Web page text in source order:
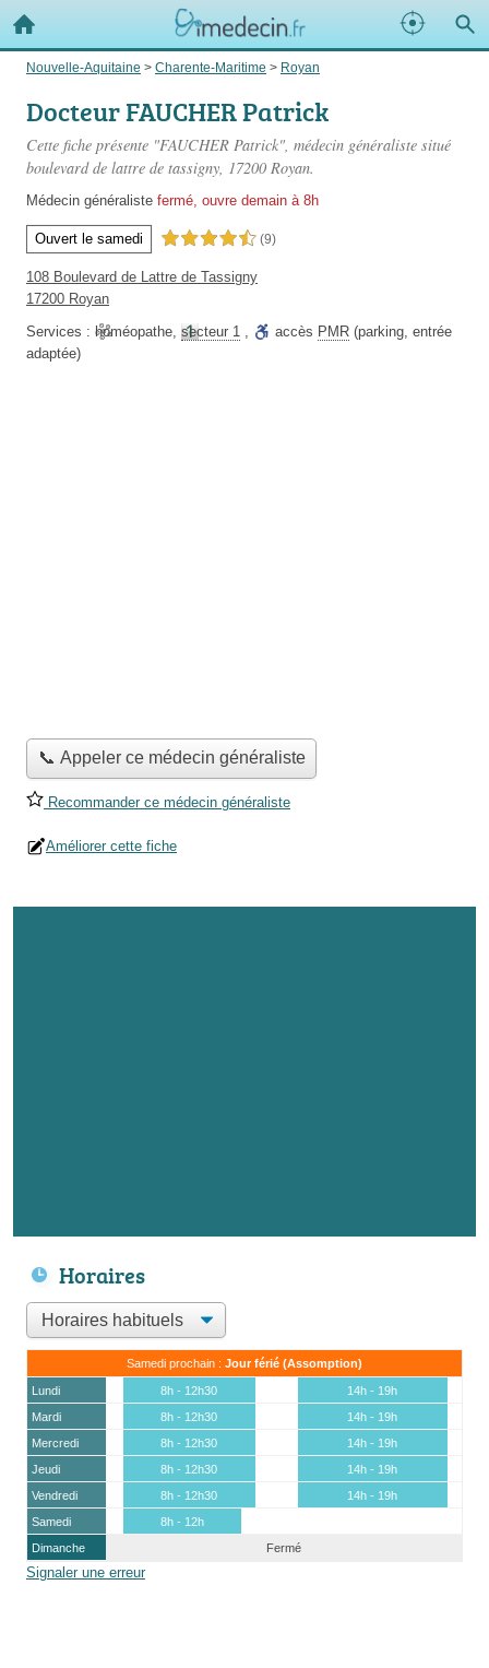
Nouvelle-Aquitaine > Charente-Maritime > Royan
Docteur FAUCHER Patrick
Cette fiche présente "FAUCHER Patrick", médecin généraliste situé
boulevard de lattre de tassigny, 17200 Royan.
Médecin généraliste fermé, ouvre demain à 8h
Ouvert le samedi 4,5 étoiles sur 5 (9)
108 Boulevard de Lattre de Tassigny
17200 Royan
Services : homéopathe, secteur 1 , accès PMR (parking, entrée
adaptée)
📞 Appeler ce médecin généraliste
Recommander ce médecin généraliste
Améliorer cette fiche
Horaires
Samedi prochain : Jour férié (Assomption)
Lundi 8h - 12h30
14h - 19h
Mardi
8h - 12h30
14h - 19h
Mercredi
8h - 12h30
14h - 19h
Jeudi
8h - 12h30
14h - 19h
Vendredi
8h - 12h30
14h - 19h
Samedi
8h - 12h
Dimanche
Fermé
Signaler une erreur